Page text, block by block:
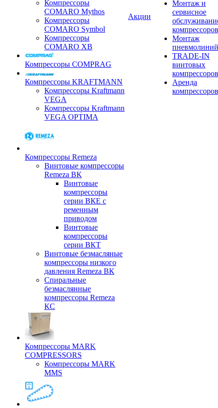
Компрессоры
COMARO Mythos
Компрессоры
COMARO Symbol
Компрессоры
COMARO XB
Компрессоры COMPRAG
Компрессоры KRAFTMANN
Компрессоры Kraftmann
VEGA
Компрессоры Kraftmann
VEGA OPTIMA
Компрессоры Remeza
Винтовые компрессоры
Remeza ВК
Винтовые
компрессоры
серии ВКЕ с
ременным
приводом
Винтовые
компрессоры
серии ВКТ
Винтовые безмасляные
компрессоры низкого
давления Remeza ВК
Спиральные
безмаслянные
компрессоры Remeza
КС
Компрессоры MARK
COMPRESSORS
Компрессоры MARK
MMS
Акции
Монтаж и
сервисное
компрессоров
Монтаж
пневмолиний
TRADE-IN
винтовых
компрессоров
Аренда
компрессоров